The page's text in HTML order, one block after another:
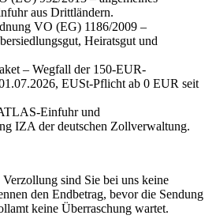
aus Drittländern.
VO (EG) 1186/2009 –
Heiratsgut und
– Wegfall der 150-EUR-
EUSt-Pflicht ab 0 EUR seit
Einfuhr und
IZA der deutschen Zollverwaltung.
sind Sie bei uns keine
den Endbetrag, bevor die Sendung
keine Überraschung wartet.